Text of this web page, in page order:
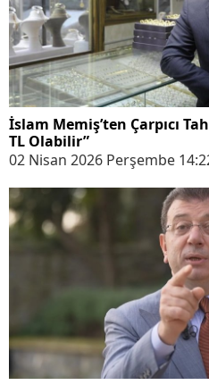
İslam Memiş’ten Çarpıcı
TL Olabilir”
02 Nisan 2026 Perşembe